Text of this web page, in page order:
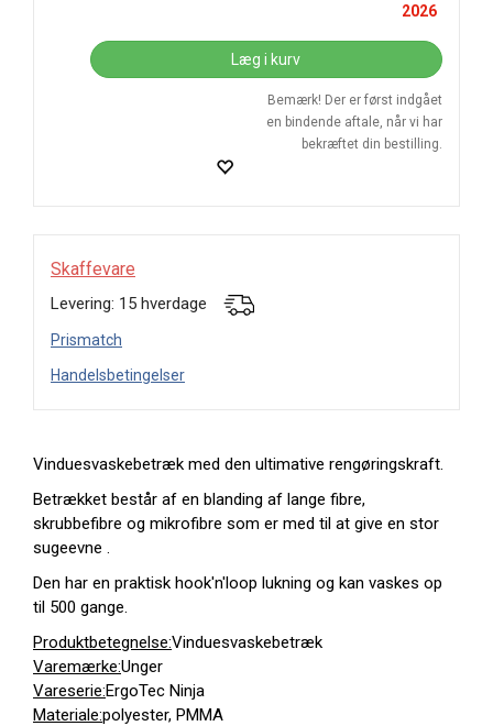
2026
Læg i kurv
Bemærk! Der er først indgået
en bindende aftale, når vi har
bekræftet din bestilling.
Skaffevare
Levering: 15 hverdage
Prismatch
Handelsbetingelser
Vinduesvaskebetræk med den ultimative rengøringskraft.
Betrækket består af en blanding af lange fibre,
skrubbefibre og mikrofibre som er med til at give en stor
sugeevne .
Den har en praktisk hook'n'loop lukning og kan vaskes op
til 500 gange.
Produktbetegnelse:Vinduesvaskebetræk
Varemærke:Unger
Vareserie:ErgoTec Ninja
Materiale:polyester, PMMA